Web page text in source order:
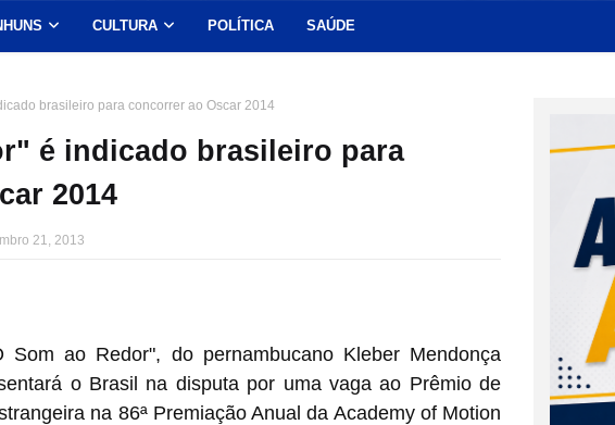
CULTURA POLÍTICA SAÚDE
brasileiro para concorrer ao Oscar 2014
é indicado brasileiro para
2014
21, 2013
Som ao Redor", do pernambucano Kleber Mendonça
o Brasil na disputa por uma vaga ao Prêmio de
na 86ª Premiação Anual da Academy of Motion